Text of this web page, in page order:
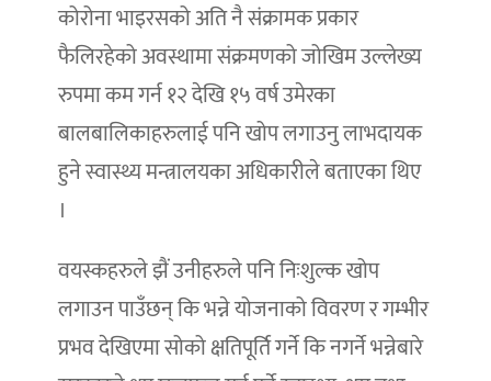
कोरोना भाइरसको अति नै संक्रामक प्रकार
फैलिरहेको अवस्थामा संक्रमणको जोखिम उल्लेख्य
रुपमा कम गर्न १२ देखि १५ वर्ष उमेरका
बालबालिकाहरुलाई पनि खोप लगाउनु लाभदायक
हुने स्वास्थ्य मन्त्रालयका अधिकारीले बताएका थिए
।
वयस्कहरुले झैं उनीहरुले पनि निःशुल्क खोप
लगाउन पाउँछन् कि भन्ने योजनाको विवरण र गम्भीर
प्रभव देखिएमा सोको क्षतिपूर्ति गर्ने कि नगर्ने भन्नेबारे